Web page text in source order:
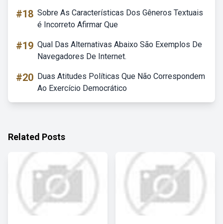
#18 Sobre As Características Dos Gêneros Textuais
é Incorreto Afirmar Que
#19 Qual Das Alternativas Abaixo São Exemplos De
Navegadores De Internet.
#20 Duas Atitudes Políticas Que Não Correspondem
Ao Exercício Democrático
Related Posts